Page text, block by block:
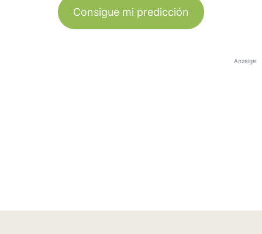
Consigue mi predicción
Anzeige